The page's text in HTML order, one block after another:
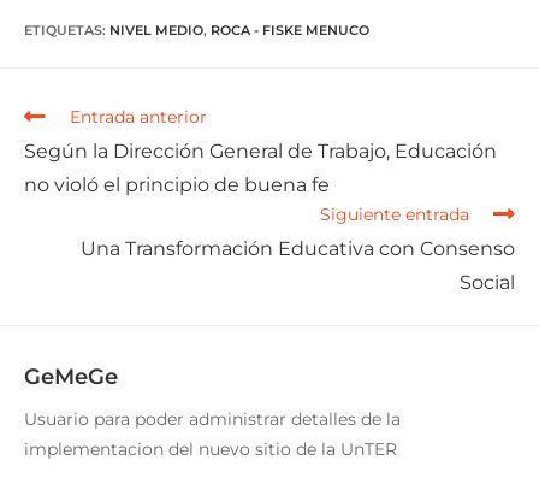
ETIQUETAS: NIVEL MEDIO, ROCA - FISKE MENUCO
Entrada anterior
Según la Dirección General de Trabajo, Educación
no violó el principio de buena fe
Siguiente entrada
Una Transformación Educativa con Consenso
Social
GeMeGe
Usuario para poder administrar detalles de la
implementacion del nuevo sitio de la UnTER